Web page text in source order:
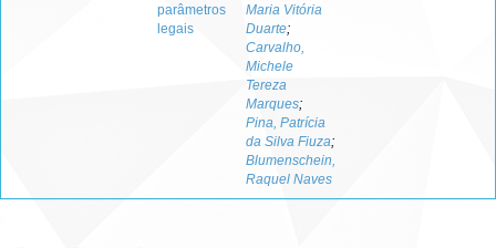
parâmetros
legais
Maria Vitória
Duarte;
Carvalho,
Michele
Tereza
Marques;
Pina, Patrícia
da Silva Fiuza;
Blumenschein,
Raquel Naves